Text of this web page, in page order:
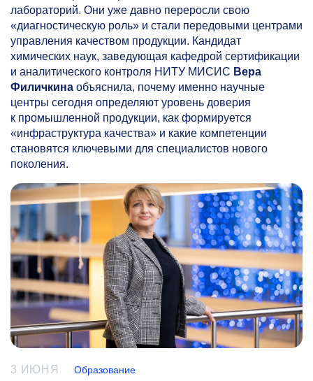
лабораторий. Они уже давно переросли свою
«диагностическую роль» и стали передовыми центрами
управления качеством продукции. Кандидат
химических наук, заведующая кафедрой сертификации
и аналитического контроля НИТУ МИСИС Вера
Филичкина объяснила, почему именно научные
центры сегодня определяют уровень доверия
к промышленной продукции, как формируется
«инфраструктура качества» и какие компетенции
становятся ключевыми для специалистов нового
поколения.
3 ИЮНЯ Образование